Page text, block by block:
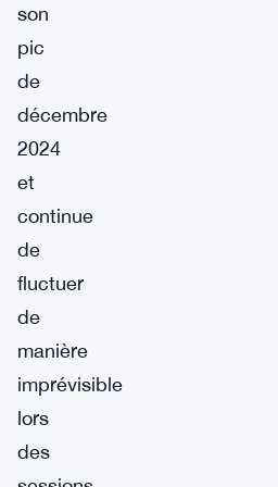
son
pic
de
décembre
2024
et
continue
de
fluctuer
de
manière
imprévisible
lors
des